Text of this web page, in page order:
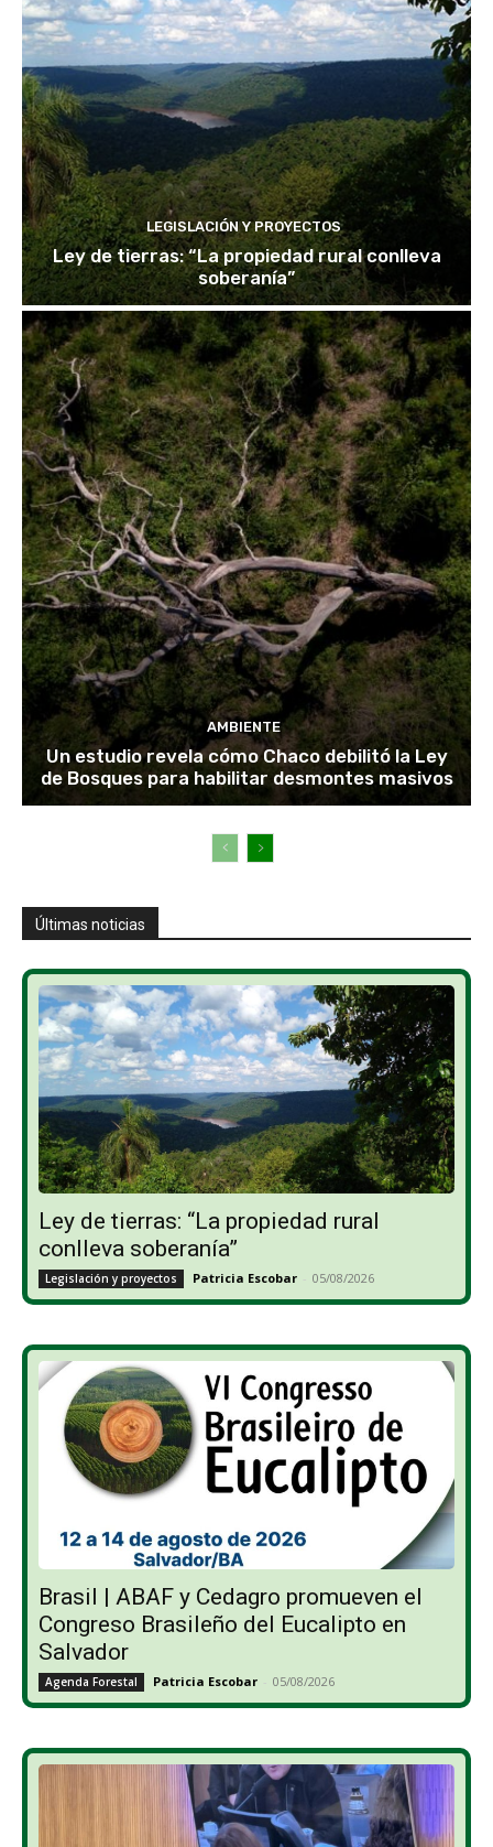
LEGISLACIÓN Y PROYECTOS
Ley de tierras: “La propiedad rural conlleva
soberanía”
AMBIENTE
Un estudio revela cómo Chaco debilitó la Ley
de Bosques para habilitar desmontes masivos
Últimas noticias
Ley de tierras: “La propiedad rural
conlleva soberanía”
Legislación y proyectos Patricia Escobar - 05/08/2026
Brasil | ABAF y Cedagro promueven el
Congreso Brasileño del Eucalipto en
Salvador
Agenda Forestal Patricia Escobar - 05/08/2026